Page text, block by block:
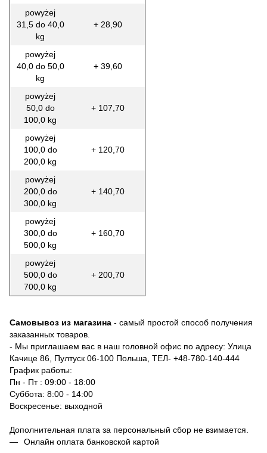
powyżej
31,5 do 40,0
kg
+ 28,90
powyżej
40,0 do 50,0
kg
+ 39,60
powyżej
50,0 do
100,0 kg
+ 107,70
powyżej
100,0 do
200,0 kg
+ 120,70
powyżej
200,0 do
300,0 kg
+ 140,70
powyżej
300,0 do
500,0 kg
+ 160,70
powyżej
500,0 do
700,0 kg
+ 200,70
Самовывоз из магазина - самый простой способ получения
заказанных товаров.
- Мы приглашаем вас в наш головной офис по адресу: Улица
Качице 86, Пултуск 06-100 Польша, ТЕЛ- +48-780-140-444
График работы:
Пн - Пт : 09:00 - 18:00
Суббота: 8:00 - 14:00
Воскресенье: выходной
Дополнительная плата за персональный сбор не взимается.
Онлайн оплата банковской картой